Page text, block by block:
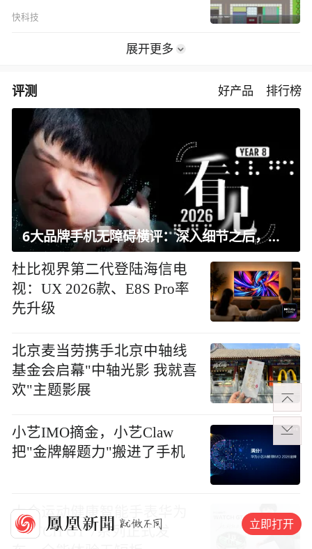
快科技
展开更多
评测 好产品 排行榜
6大品牌手机无障碍横评：深入细节之后，似乎只有苹果能挺住？｜ 看见2026
杜比视界第二代登陆海信电
视：UX 2026款、E8S Pro率
先升级
北京麦当劳携手北京中轴线
基金会启幕"中轴光影 我就喜
欢"主题影展
小艺IMO摘金，小艺Claw
把"金牌解题力"搬进了手机
大众运动健康智能手表华为
WATCH GT 7系列正式发
立即打开